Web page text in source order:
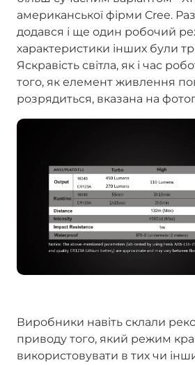
американської фірми Cree.
додався і ще один робочий
характеристики інших були
Яскравість світла, як і час
того, як елемент живлення
розрядиться, вказана на
Виробники навіть склали
приводу того, який режим
використовувати в тих чи